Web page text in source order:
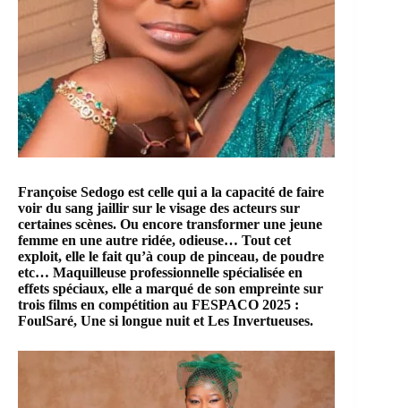
Françoise Sedogo est celle qui a la capacité de faire
voir du sang jaillir sur le visage des acteurs sur
certaines scènes. Ou encore transformer une jeune
femme en une autre ridée, odieuse… Tout cet
exploit, elle le fait qu’à coup de pinceau, de poudre
etc… Maquilleuse professionnelle spécialisée en
effets spéciaux, elle a marqué de son empreinte sur
trois films en compétition au FESPACO 2025 :
FoulSaré, Une si longue nuit et Les Invertueuses.